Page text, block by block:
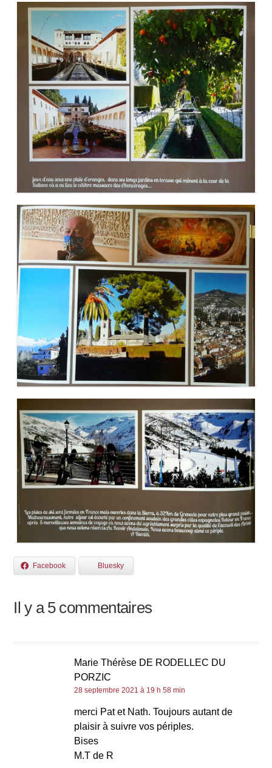
Facebook Bluesky
Il y a 5 commentaires
Marie Thérèse DE RODELLEC DU
PORZIC
28 septembre 2021 à 19 h 58 min
merci Pat et Nath. Toujours autant de
plaisir à suivre vos périples.
Bises
M.T de R